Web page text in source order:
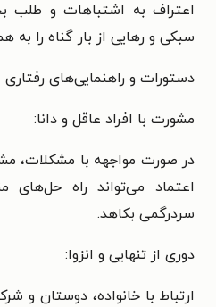
اعتراف به اشتباهات و
سبکی و رهایی از بار گناه را به
دستورات و راهنمایی‌های رفتاری
مشورت با افراد عاقل و دانا:
در صورت مواجهه با مشکلات،
اعتماد می‌تواند راه حل‌های
سردرگمی بکاهد.
دوری از تنهایی و انزوا:
ارتباط با خانواده، دوستان و